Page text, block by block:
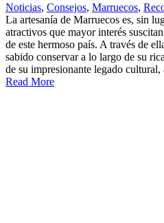
Noticias, Consejos, Marruecos,
La artesanía de Marruecos es, sin
atractivos que mayor interés
de este hermoso país. A través de
sabido conservar a lo largo de su
de su impresionante legado
Read More